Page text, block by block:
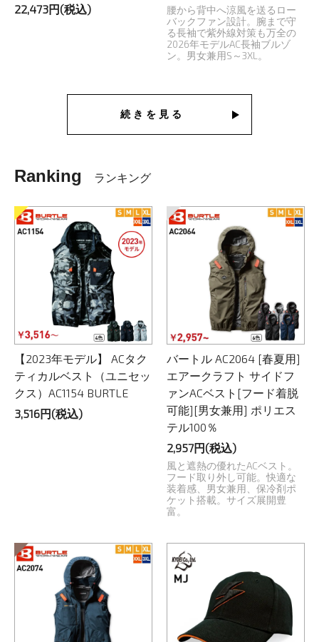
22,473円(税込)
腰から背中へ涼風を送るロー
バックファン設計。腕まで守
る長袖で紫外線対策も万全の
2026年モデルAC長袖ブルゾ
ン。男女兼用S～3XL。
続きを見る
Ranking ランキング
【2023年モデル】 ACタク
ティカルベスト（ユニセッ
クス）AC1154 BURTLE
3,516円(税込)
バートル AC2064 [春夏用]
エアークラフト サイドフ
ァンACベスト[フード着脱
可能][男女兼用] ポリエス
テル100％
2,957円(税込)
風と遮熱の優れたACベスト。
フード取り外し可能。快適な
装着感、男女兼用、保冷剤ポ
ケット搭載。サイズ展開豊
富。